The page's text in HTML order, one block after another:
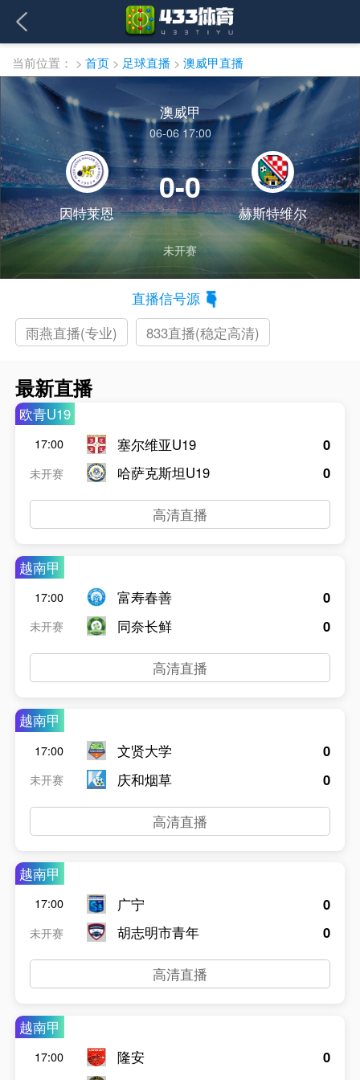
当前位置： > 首页 > 足球直播 > 澳威甲直播
澳威甲
06-06 17:00
因特莱恩
0-0
赫斯特维尔
未开赛
直播信号源
雨燕直播(专业)
833直播(稳定高清)
最新直播
欧青U19
17:00
未开赛
塞尔维亚U19
哈萨克斯坦U19
0
0
高清直播
越南甲
17:00
未开赛
富寿春善
同奈长鲜
0
0
高清直播
越南甲
17:00
未开赛
文贤大学
庆和烟草
0
0
高清直播
越南甲
17:00
未开赛
广宁
胡志明市青年
0
0
高清直播
越南甲
17:00
隆安
0